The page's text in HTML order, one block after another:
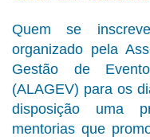
Quem se
organizado pela
Gestão de
(ALAGEV) para os
disposição uma
mentorias que